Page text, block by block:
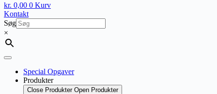
kr. 0,00 0 Kurv
Kontakt
Søg
×
Special Opgaver
Produkter
Close Produkter Open Produkter